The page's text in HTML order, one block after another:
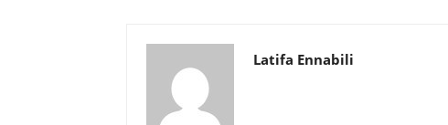
Latifa Ennabili